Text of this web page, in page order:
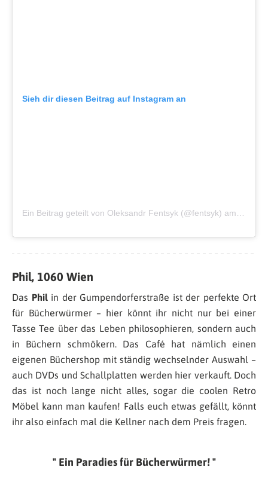
Sieh dir diesen Beitrag auf Instagram an
Ein Beitrag geteilt von Oleksandr Fentsyk (@fentsyk) am
Phil, 1060 Wien
Das Philin der Gumpendorferstraße ist der perfekte Ort
für Bücherwürmer – hier könnt ihr nicht nur bei einer
Tasse Tee über das Leben philosophieren, sondern auch
in Büchern schmökern. Das Café hat nämlich einen
eigenen Büchershop mit ständig wechselnder Auswahl –
auch DVDs und Schallplatten werden hier verkauft. Doch
das ist noch lange nicht alles, sogar die coolen Retro
Möbel kann man kaufen! Falls euch etwas gefällt, könnt
ihr also einfach mal die Kellner nach dem Preis fragen.
Ein Paradies für Bücherwürmer!